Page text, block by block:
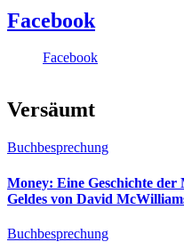
Facebook
Facebook
Versäumt
Buchbesprechung
Money: Eine Geschichte der
Geldes von David
Buchbesprechung